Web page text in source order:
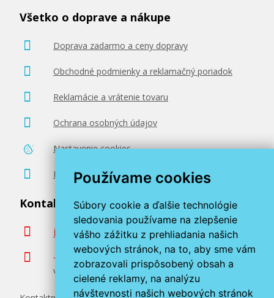
Používame cookies
Súbory cookie a ďalšie technológie
sledovania používame na zlepšenie
vášho zážitku z prehliadania našich
webových stránok, na to, aby sme vám
zobrazovali prispôsobený obsah a
cielené reklamy, na analýzu
návštevnosti našich webových stránok
92,90 €
Pridať do košíka
Originálna pásová jednotka Brother BU-
300CL
117,90 €
Pridať do košíka
Všetko o doprave a nákupe
Doprava zadarmo a ceny dopravy
Obchodné podmienky a reklamačný poriadok
Reklamácie a vrátenie tovaru
Ochrana osobných údajov
Nastavenie cookies
Poradenstvo zadarmo
Kontaktujte nás
info@miroluk.sk
+420 377 222 313
Volajte v pracovné dni od 8. do 17. hod.